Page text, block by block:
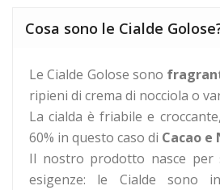
Cosa sono le Cialde
Le Cialde Golose sono
ripieni di crema di nocciola o
La cialda è friabile e
60% in questo caso di Cacao e
Il nostro prodotto nasce per
esigenze: le Cialde sono